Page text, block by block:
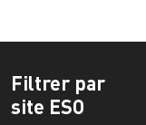
Filtrer par
site ESO